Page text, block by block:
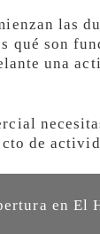
las
qué son
una
de
en El